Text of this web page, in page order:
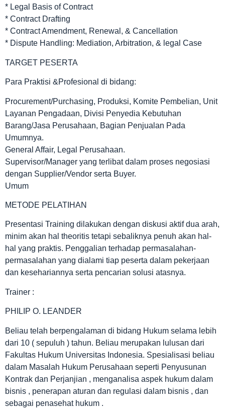
* Legal Basis of Contract
* Contract Drafting
* Contract Amendment, Renewal, & Cancellation
* Dispute Handling: Mediation, Arbitration, & legal Case
TARGET PESERTA
Para Praktisi &Profesional di bidang:
Procurement/Purchasing, Produksi, Komite Pembelian, Unit
Layanan Pengadaan, Divisi Penyedia Kebutuhan
Barang/Jasa Perusahaan, Bagian Penjualan Pada
Umumnya.
General Affair, Legal Perusahaan.
Supervisor/Manager yang terlibat dalam proses negosiasi
dengan Supplier/Vendor serta Buyer.
Umum
METODE PELATIHAN
Presentasi Training dilakukan dengan diskusi aktif dua arah,
minim akan hal theoritis tetapi sebaliknya penuh akan hal-
hal yang praktis. Penggalian terhadap permasalahan-
permasalahan yang dialami tiap peserta dalam pekerjaan
dan kesehariannya serta pencarian solusi atasnya.
Trainer :
PHILIP O. LEANDER
Beliau telah berpengalaman di bidang Hukum selama lebih
dari 10 ( sepuluh ) tahun. Beliau merupakan lulusan dari
Fakultas Hukum Universitas Indonesia. Spesialisasi beliau
dalam Masalah Hukum Perusahaan seperti Penyusunan
Kontrak dan Perjanjian , menganalisa aspek hukum dalam
bisnis , penerapan aturan dan regulasi dalam bisnis , dan
sebagai penasehat hukum .